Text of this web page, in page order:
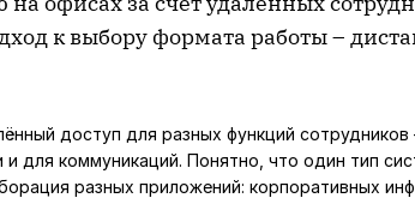
к выбору формата работы –
доступ для разных функций
для коммуникаций. Понятно, что один тип
разных приложений: корпоративных